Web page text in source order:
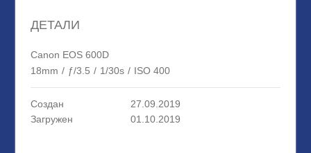
ДЕТАЛИ
Canon EOS 600D
18mm / ƒ/3.5 / 1/30s / ISO 400
Создан
27.09.2019
Загружен
01.10.2019